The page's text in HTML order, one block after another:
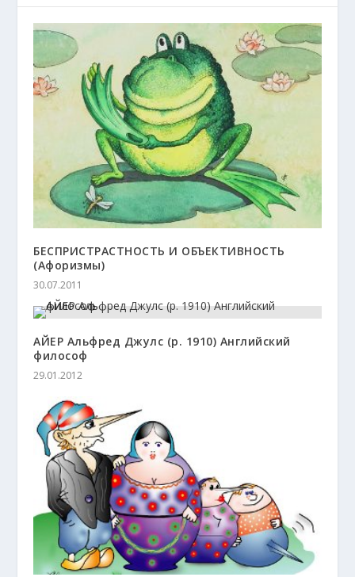
БЕСПРИСТРАСТНОСТЬ И ОБЪЕКТИВНОСТЬ
(Афоризмы)
30.07.2011
АЙЕР Альфред Джулс (р. 1910) Английский
философ
29.01.2012